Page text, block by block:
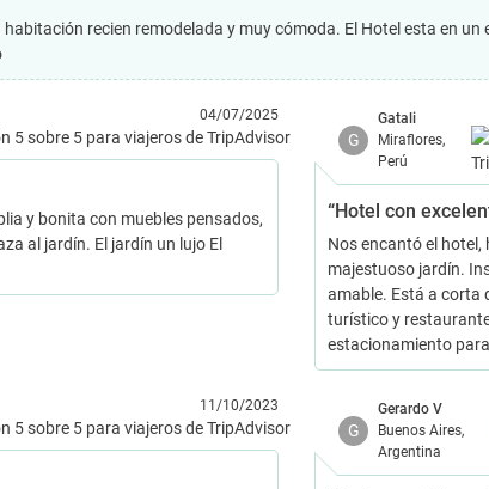
habitación recien remodelada y muy cómoda. El Hotel esta en
04/07/2025
y bonita con muebles pensados,
al jardín. El jardín un lujo El
G
Gatali
Miraflores,
Perú
“Hotel con
Nos encantó el
majestuoso jardín.
amable. Está a corta
turístico y
estacionamiento
11/10/2023
G
Gerardo V
Buenos Aires,
Argentina